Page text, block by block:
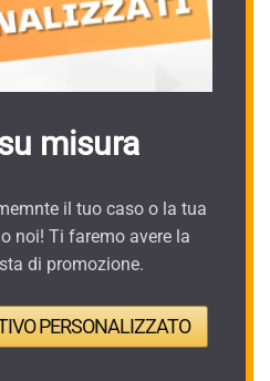
misura
il tuo caso o la tua
noi! Ti faremo avere la
di promozione.
PERSONALIZZATO